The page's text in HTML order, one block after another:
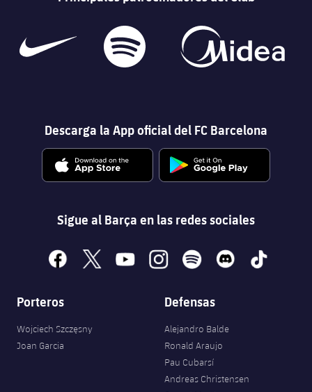
Descarga la App oficial del FC Barcelona
Sigue al Barça en las redes sociales
facebook
x youtubeinstagramspotify discord tiktok
Porteros
Wojciech Szczęsny
Joan Garcia
Defensas
Alejandro Balde
Ronald Araujo
Pau Cubarsí
Andreas Christensen